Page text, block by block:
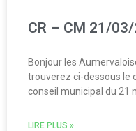
CR – CM 21/
Bonjour les
trouverez ci-dessous le
conseil municipal du 21
LIRE PLUS »